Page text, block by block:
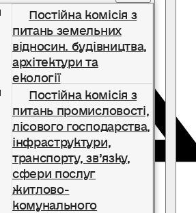
Постійна комісія з
питань земельних
відносин. будівництва,
архітектури та
екології
Постійна комісія з
питань промисловості,
лісового господарства,
інфраструктури,
транспорту, зв’язку,
сфери послуг
житлово-
комунального